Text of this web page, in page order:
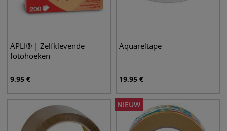
APLI® | Zelfklevende
fotohoeken
9,95 €
Aquareltape
19,95 €
NIEUW